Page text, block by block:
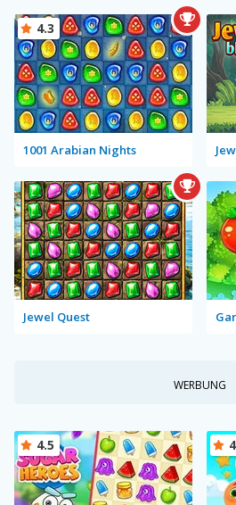
1001 Arabian Nights
4.3
Jewel Quest
WERBUNG
4.5